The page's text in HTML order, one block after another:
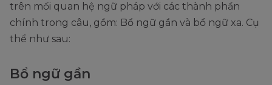
trên mối quan hệ ngữ pháp với các thành phần
chính trong câu, gồm: Bổ ngữ gần và bổ ngữ xa. Cụ
thể như sau:
Bổ ngữ gần